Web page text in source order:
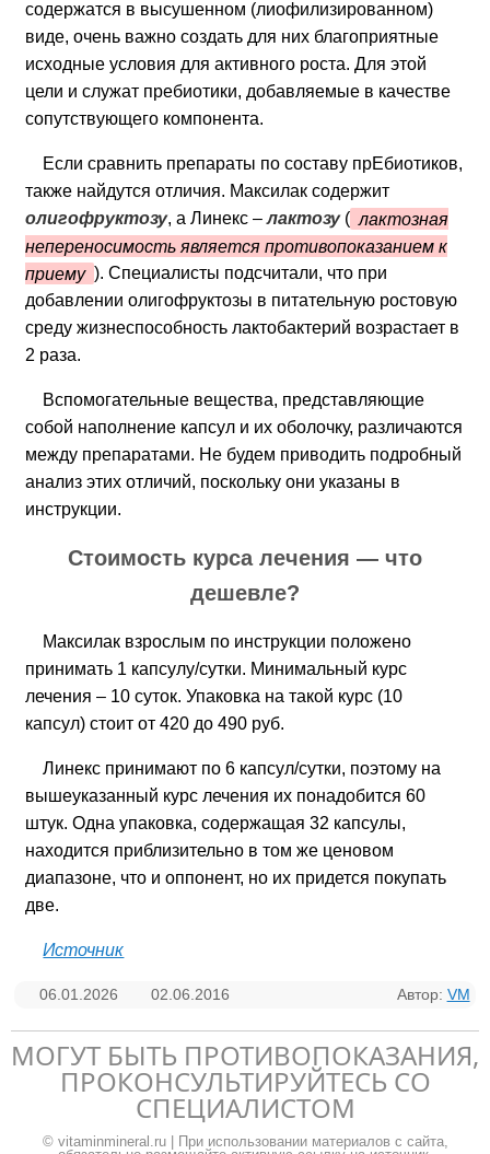
содержатся в высушенном (лиофилизированном)
виде, очень важно создать для них благоприятные
исходные условия для активного роста. Для этой
цели и служат пребиотики, добавляемые в качестве
сопутствующего компонента.
Если сравнить препараты по составу прЕбиотиков,
также найдутся отличия. Максилак содержит
олигофруктозу, а Линекс –лактозу( лактозная
непереносимость является противопоказанием к
приему ). Специалисты подсчитали, что при
добавлении олигофруктозы в питательную ростовую
среду жизнеспособность лактобактерий возрастает в
2 раза.
Вспомогательные вещества, представляющие
собой наполнение капсул и их оболочку, различаются
между препаратами. Не будем приводить подробный
анализ этих отличий, поскольку они указаны в
инструкции.
Стоимость курса лечения — что
дешевле?
Максилак взрослым по инструкции положено
принимать 1 капсулу/сутки. Минимальный курс
лечения – 10 суток. Упаковка на такой курс (10
капсул) стоит от 420 до 490 руб.
Линекс принимают по 6 капсул/сутки, поэтому на
вышеуказанный курс лечения их понадобится 60
штук. Одна упаковка, содержащая 32 капсулы,
находится приблизительно в том же ценовом
диапазоне, что и оппонент, но их придется покупать
две.
Источник
06.01.2026 02.06.2016 Автор: VM
МОГУТ БЫТЬ ПРОТИВОПОКАЗАНИЯ,
ПРОКОНСУЛЬТИРУЙТЕСЬ СО
СПЕЦИАЛИСТОМ
© vitaminmineral.ru | При использовании материалов с сайта,